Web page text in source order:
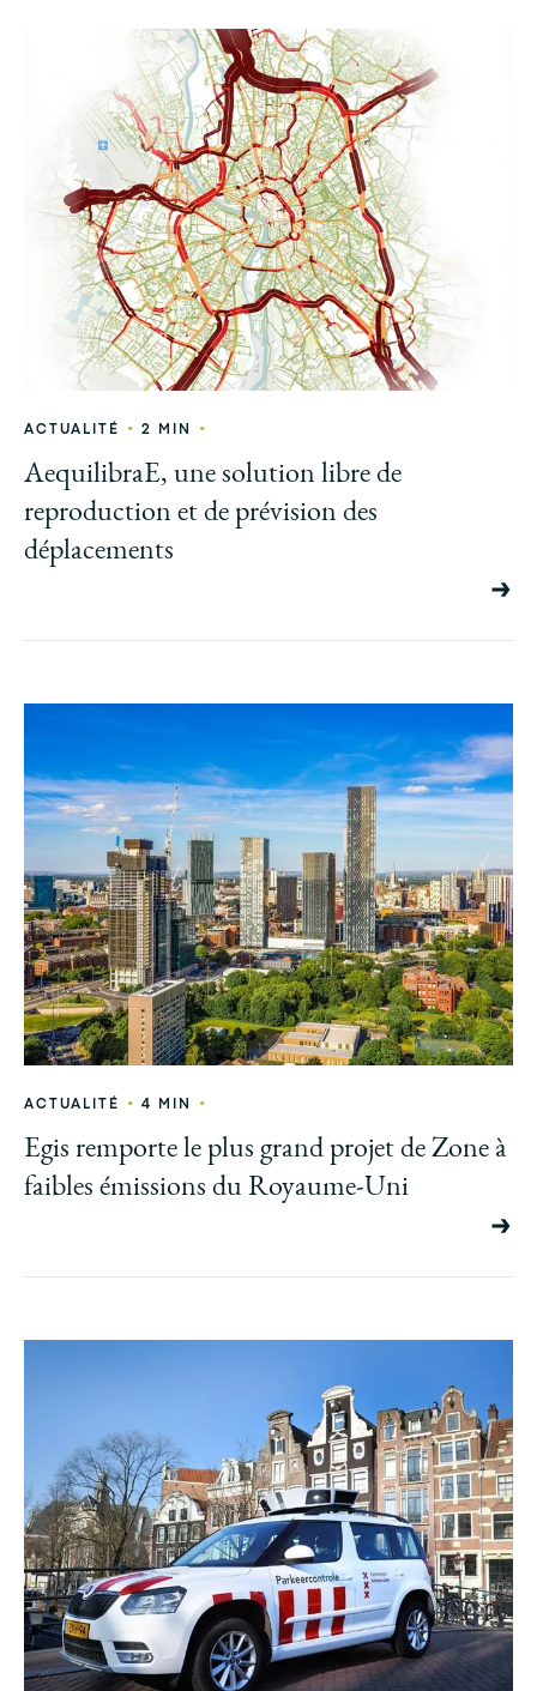
ACTUALITÉ • 2 MIN •
AequilibraE, une solution libre de
reproduction et de prévision des
déplacements
ACTUALITÉ • 4 MIN •
Egis remporte le plus grand projet de Zone à
faibles émissions du Royaume-Uni